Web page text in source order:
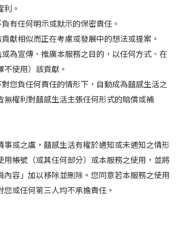
。
有任何明示或默示的保密責任。
獻相似而正在考慮或發展中的想法或提案。
為宣傳、推廣本服務之目的，以任何方式、在
使用）該貢獻。
您負任何責任的情形下，自動成為囍感生活之
無權利對囍感生活主張任何形式的賠償或補
事或之虞，囍感生活有權於通知或未通知之情形
用帳號（或其任何部分）或本服務之使用，並將
內容」加以移除並刪除。您同意若本服務之使用
或任何第三人均不承擔責任。